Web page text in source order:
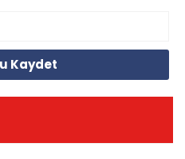
Kaydet